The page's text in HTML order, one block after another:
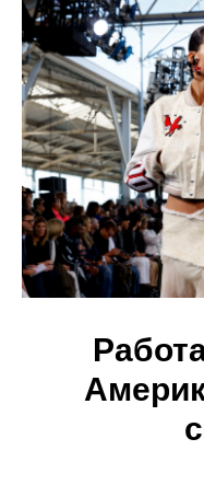
+7 499 322 21 09
Партнерам
Связаться
улица, 25, 2 этаж, офис 12
info@topsecretmodel.ru
Отзывы
Контакты
Сотрудничество
Модели